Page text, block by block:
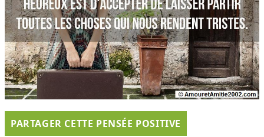
PARTAGER CETTE PENSÉE POSITIVE